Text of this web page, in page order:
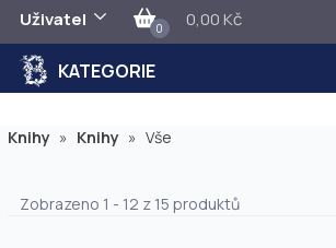
Uživatel 0 0,00 Kč
KATEGORIE
Knihy » Knihy » Vše
Zobrazeno 1 - 12 z 15 produktů